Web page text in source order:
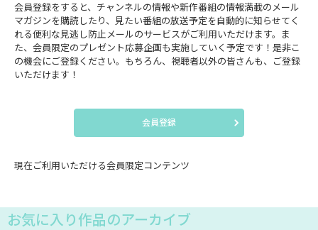
会員登録をすると、チャンネルの情報や新作番組の情報満載のメール
マガジンを購読したり、見たい番組の放送予定を自動的に知らせてく
れる便利な見逃し防止メールのサービスがご利用いただけます。ま
た、会員限定のプレゼント応募企画も実施していく予定です！是非こ
の機会にご登録ください。もちろん、視聴者以外の皆さんも、ご登録
いただけます！
会員登録
現在ご利用いただける会員限定コンテンツ
お気に入り作品のアーカイブ